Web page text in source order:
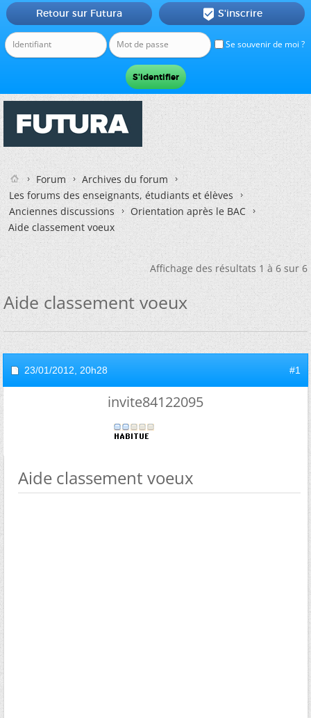
Se souvenir de moi ?
Retour sur Futura  S'inscrire
Forum
Archives du forum
Les forums des enseignants, étudiants et élèves
Anciennes discussions
Orientation après le BAC
Aide classement voeux
Affichage des résultats 1 à 6 sur 6
Aide classement voeux
23/01/2012, 20h28 #1
invite84122095
Aide classement voeux